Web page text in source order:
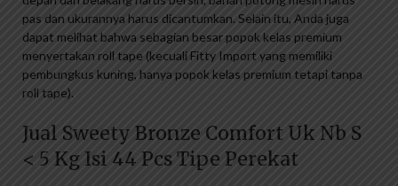
pas dan ukurannya harus dicantumkan. Selain itu, Anda juga
dapat melihat bahwa sebagian besar popok kelas premium
menyertakan roll tape (kecuali Fitty Import yang memiliki
pembungkus kuning, hanya popok kelas premium tetapi tanpa
roll tape).
Jual Sweety Bronze Comfort Uk Nb S
< 5 Kg Isi 44 Pcs Tipe Perekat